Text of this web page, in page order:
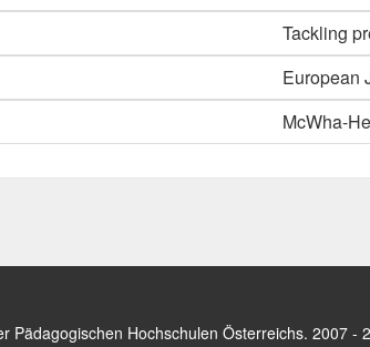
Tackling
European
McWha-
Pädagogischen Hochschulen Österreichs. 2007 -